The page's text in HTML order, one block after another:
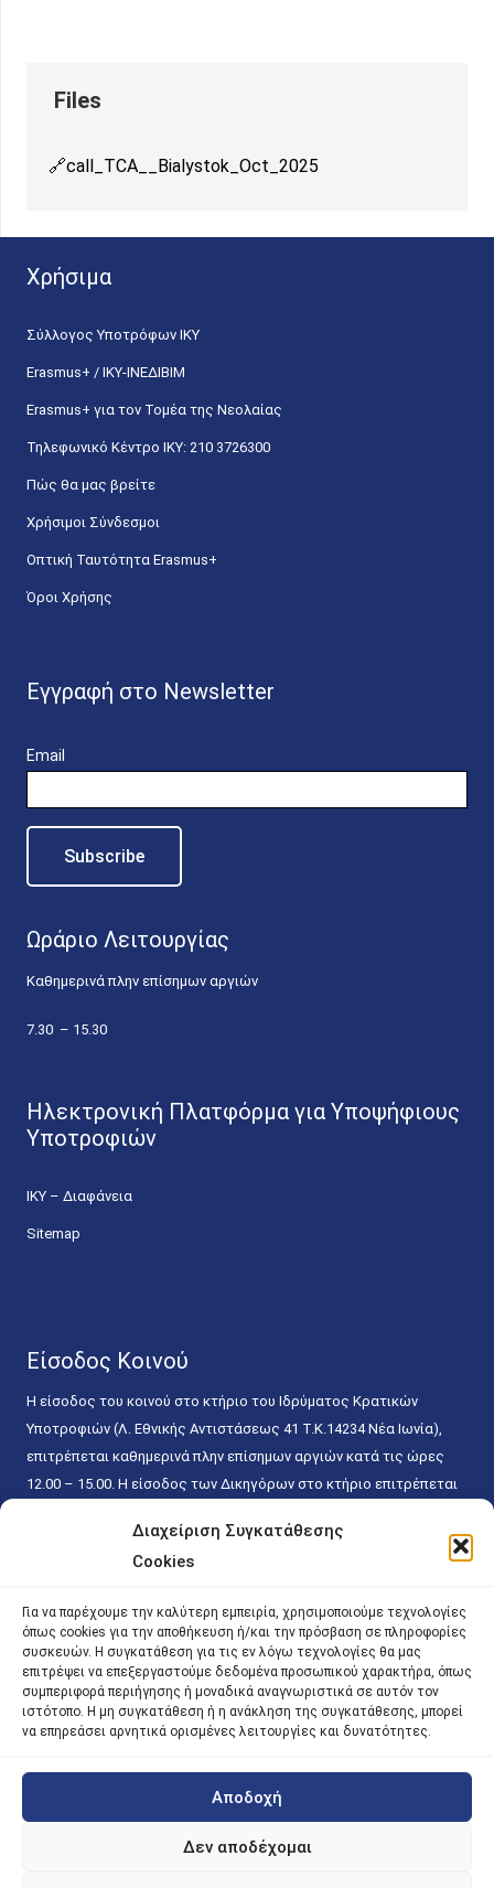
Διαχείριση Συγκατάθεσης
Cookies
Για να παρέχουμε την καλύτερη εμπειρία, χρησιμοποιούμε τεχνολογίες
όπως cookies για την αποθήκευση ή/και την πρόσβαση σε πληροφορίες
συσκευών. Η συγκατάθεση για τις εν λόγω τεχνολογίες θα μας
επιτρέψει να επεξεργαστούμε δεδομένα προσωπικού χαρακτήρα, όπως
συμπεριφορά περιήγησης ή μοναδικά αναγνωριστικά σε αυτόν τον
ιστότοπο. Η μη συγκατάθεση ή η ανάκληση της συγκατάθεσης, μπορεί
να επηρεάσει αρνητικά ορισμένες λειτουργίες και δυνατότητες.
Αποδοχή
Δεν αποδέχομαι
call_TCA__Bialystok_Oct_2025
Χρήσιμα
Σύλλογος Υποτρόφων ΙΚΥ
Erasmus+ / ΙΚΥ-ΙΝΕΔΙΒΙΜ
Erasmus+ για τον Τομέα της Νεολαίας
Τηλεφωνικό Κέντρο IKY: 210 3726300
Πώς θα μας βρείτε
Χρήσιμοι Σύνδεσμοι
Οπτική Ταυτότητα Erasmus+
Όροι Χρήσης
Εγγραφή στο Newsletter
Email
Ωράριο Λειτουργίας
Καθημερινά πλην επίσημων αργιών
7.30 – 15.30
Ηλεκτρονική Πλατφόρμα για Υποψήφιους
Υποτροφιών
ΙΚΥ – Διαφάνεια
Sitemap
Είσοδος Κοινού
Η είσοδος του κοινού στο κτήριο του Ιδρύματος Κρατικών
Υποτροφιών (Λ. Εθνικής Αντιστάσεως 41 T.K.14234 Νέα Ιωνία),
επιτρέπεται καθημερινά πλην επίσημων αργιών κατά τις ώρες
12.00 – 15.00. Η είσοδος των Δικηγόρων στο κτήριο επιτρέπεται
κάθε εργάσιμη ημέρα και ώρα χωρίς κανέναν χρονικό ή άλλο
περιορισμό. Η είσοδος του κοινού ειδικά στο γραφείο του
15.00. Η εξυπηρέτηση του κοινού πραγματοποιείται βάσει των
παγίων ισχυουσών διατάξεων. Για την αποφυγή συνωστισμού
εντός του εσωτερικού χώρου εξυπηρέτησης και αναμονής του
κοινού, η εξυπηρέτησή του δύναται να πραγματοποιείται κατόπιν
προγραμματισμένου ραντεβού.
| iky.gr | All Rights Reserved
Designed and Developed by ACM Digital